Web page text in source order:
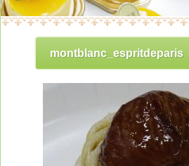
開催講座
イベント参加募集
パティスリーオープン記念日カレン
主宰・平岩理緒プロフィール
お仕事依頼・お問い合わせ
montblanc_espritdeparis